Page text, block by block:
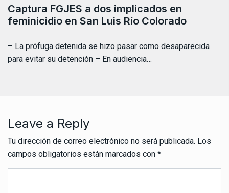
Captura FGJES a dos implicados en
feminicidio en San Luis Río Colorado
– La prófuga detenida se hizo pasar como desaparecida
para evitar su detención – En audiencia…
Leave a Reply
Tu dirección de correo electrónico no será publicada. Los
campos obligatorios están marcados con *